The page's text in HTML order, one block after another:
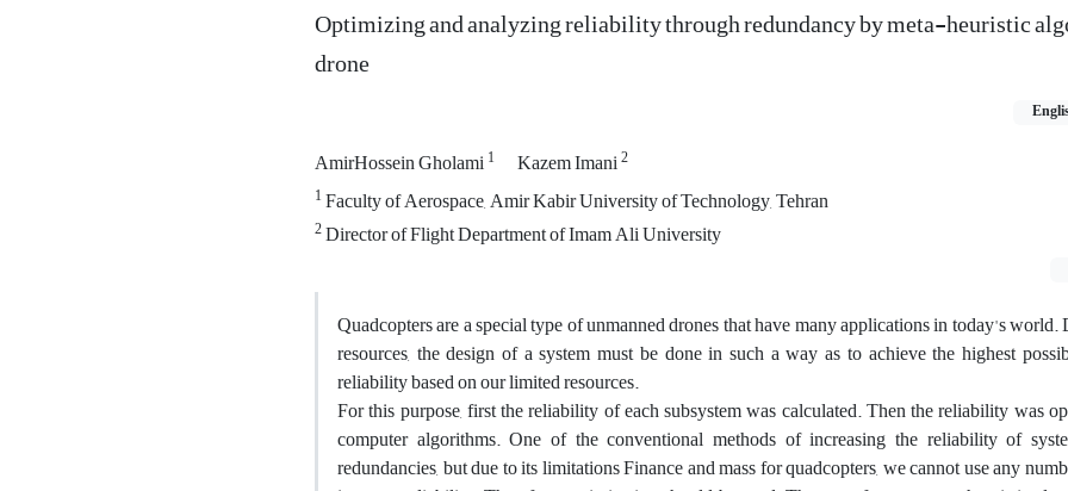
Optimizing and analyzing reliability through redundancy by meta-heuristic
drone
AmirHossein Gholami1 Kazem Imani2
1Faculty of Aerospace, Amir Kabir University of Technology, Tehran
2Director of Flight Department of Imam Ali University
Quadcopters are a special type of unmanned drones that have many applications in today's
resources, the design of a system must be done in such a way as to achieve the highest
reliability based on our limited resources.
For this purpose, first the reliability of each subsystem was calculated. Then the reliability was
computer algorithms. One of the conventional methods of increasing the reliability of
redundancies, but due to its limitations Finance and mass for quadcopters, we cannot use any